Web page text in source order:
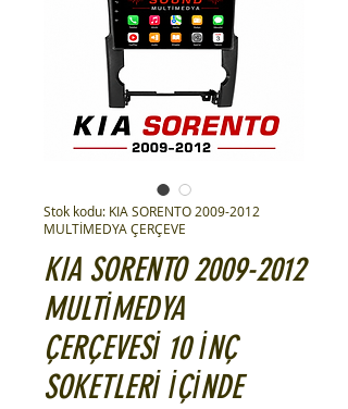
Stok kodu: KIA SORENTO 2009-2012
MULTİMEDYA ÇERÇEVE
KIA SORENTO 2009-2012
MULTİMEDYA
ÇERÇEVESİ 10 İNÇ
SOKETLERİ İÇİNDE